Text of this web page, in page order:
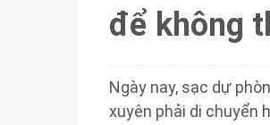
để không
Ngày nay, sạc dự
xuyên phải di chuyển